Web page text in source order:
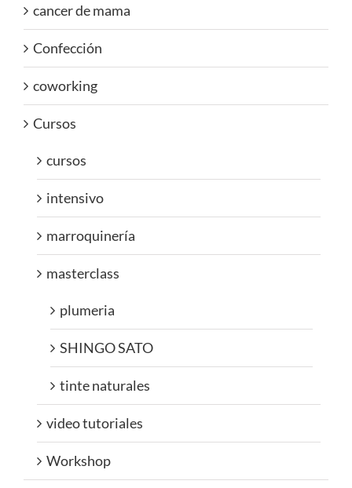
cancer de mama
Confección
coworking
Cursos
cursos
intensivo
marroquinería
masterclass
plumeria
SHINGO SATO
tinte naturales
video tutoriales
Workshop